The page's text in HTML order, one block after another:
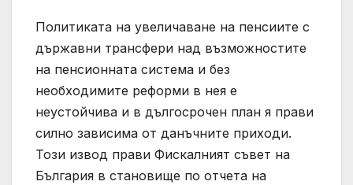
Политиката на увеличаване на пенсиите с
държавни трансфери над възможностите
на пенсионната система и без
необходимите реформи в нея е
неустойчива и в дългосрочен план я прави
силно зависима от данъчните приходи.
Този извод прави Фискалният съвет на
България в становище по отчета на